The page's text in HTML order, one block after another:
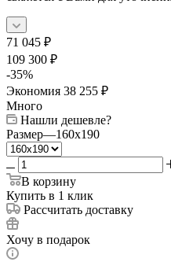
71 045 ₽
109 300 ₽
-35%
Экономия 38 255 ₽
Много
Нашли дешевле?
Размер—160x190
В корзину
Купить в 1 клик
Рассчитать доставку
Хочу в подарок